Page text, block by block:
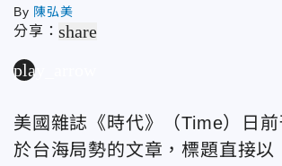
By 陳弘美
分享：share
play_arrow
美國雜誌《時代》（Time）日
於台海局勢的文章，標題直接以